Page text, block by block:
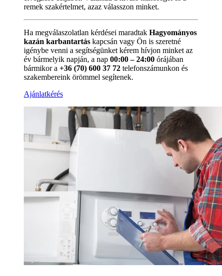
remek szakértelmet, azaz válasszon minket.
Ha megválaszolatlan kérdései maradtak Hagyományos
kazán karbantartás kapcsán vagy Ön is szeretné
igénybe venni a segítségünket kérem hívjon minket az
év bármelyik napján, a nap 00:00 – 24:00 órájában
bármikor a +36 (70) 600 37 72 telefonszámunkon és
szakembereink örömmel segítenek.
Ajánlatkérés